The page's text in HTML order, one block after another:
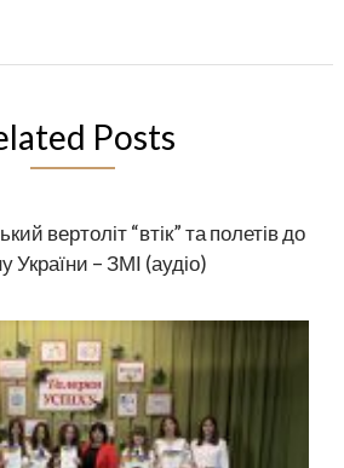
Posts
вертоліт “втік” та полетів до
України – ЗМІ (аудіо)